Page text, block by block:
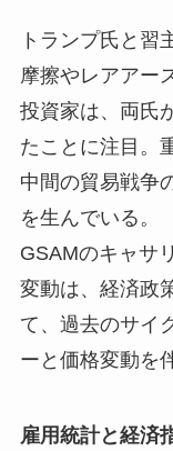
トランプ氏と習
摩擦やレアアー
投資家は、両氏
たことに注目。
中間の貿易戦争
を生んでいる。
GSAMのキャサ
変動は、経済政
て、過去のサイ
ーと価格変動を
雇用統計と経済